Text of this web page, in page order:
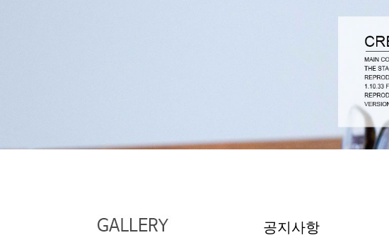
공지사항